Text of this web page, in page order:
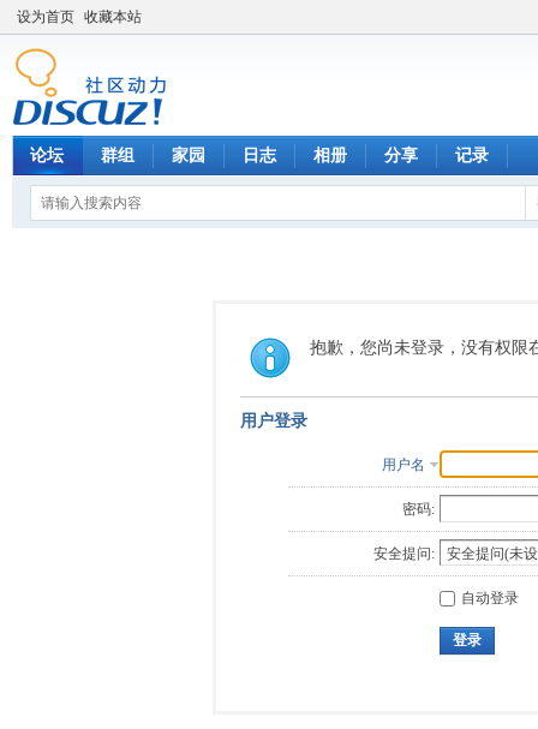
设为首页 收藏本站
论坛 群组 家园 日志 相册 分享 记录
抱歉，您尚未登录，没有权限
用户登录
用户名
密码:
安全提问:
自动登录
登录